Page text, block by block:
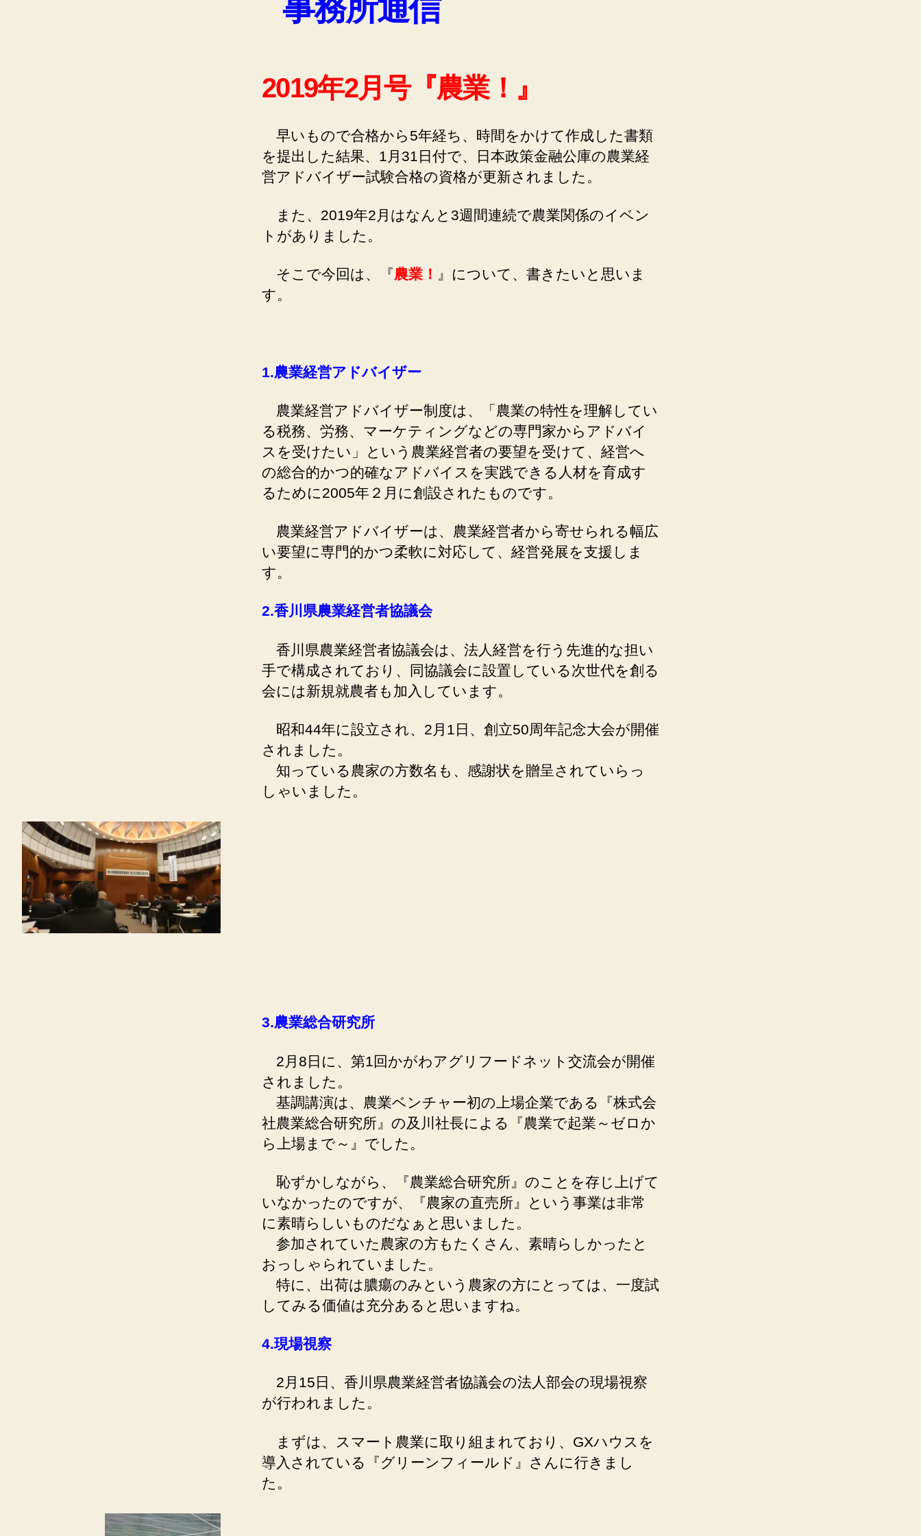
事務所通信
2019年2月号『農業！』
早いもので合格から5年経ち、時間をかけて作成した書類
を提出した結果、1月31日付で、日本政策金融公庫の農業経
営アドバイザー試験合格の資格が更新されました。
また、2019年2月はなんと3週間連続で農業関係のイベン
トがありました。
そこで今回は、『農業！ 』について、書きたいと思いま
す。
1.農業経営アドバイザー
農業経営アドバイザー制度は、「農業の特性を理解してい
る税務、労務、マーケティングなどの専門家からアドバイ
スを受けたい」という農業経営者の要望を受けて、経営へ
の総合的かつ的確なアドバイスを実践できる人材を育成す
るために2005年２月に創設されたものです。
農業経営アドバイザーは、農業経営者から寄せられる幅広
い要望に専門的かつ柔軟に対応して、経営発展を支援しま
す。
2.香川県農業経営者協議会
香川県農業経営者協議会は、法人経営を行う先進的な担い
手で構成されており、同協議会に設置している次世代を創る
会には新規就農者も加入しています。
昭和44年に設立され、2月1日、創立50周年記念大会が開催
されました。
知っている農家の方数名も、感謝状を贈呈されていらっ
しゃいました。
3.農業総合研究所
2月8日に、第1回かがわアグリフードネット交流会が開催
されました。
基調講演は、農業ベンチャー初の上場企業である『株式会
社農業総合研究所』の及川社長による『農業で起業～ゼロか
ら上場まで～』でした。
恥ずかしながら、『農業総合研究所』のことを存じ上げて
いなかったのですが、『農家の直売所』という事業は非常
に素晴らしいものだなぁと思いました。
参加されていた農家の方もたくさん、素晴らしかったと
おっしゃられていました。
特に、出荷は膿瘍のみという農家の方にとっては、一度試
してみる価値は充分あると思いますね。
4.現場視察
2月15日、香川県農業経営者協議会の法人部会の現場視察
が行われました。
まずは、スマート農業に取り組まれており、GXハウスを
導入されている『グリーンフィールド』さんに行きまし
た。